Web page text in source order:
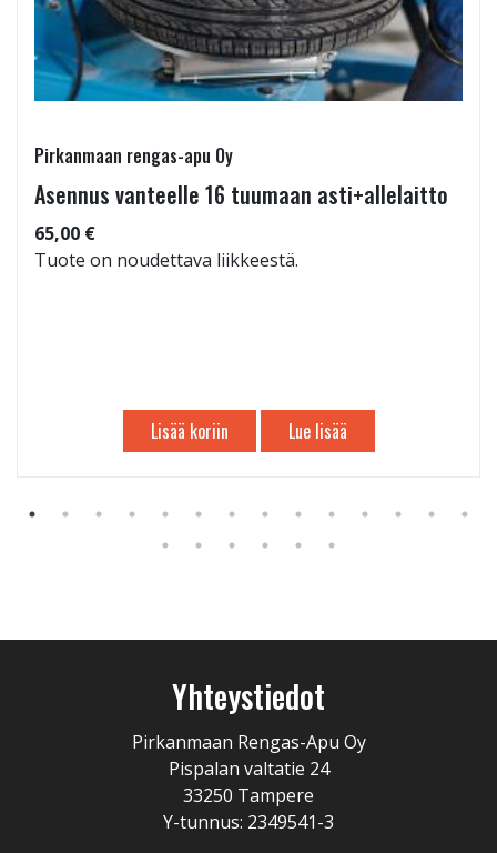
Pirkanmaan rengas-apu Oy
Asennus vanteelle 16 tuumaan asti+allelaitto
65,00 €
Tuote on noudettava liikkeestä.
Lisää koriin Lue lisää
Yhteystiedot
Pirkanmaan Rengas-Apu Oy
Pispalan valtatie 24
33250 Tampere
Y-tunnus: 2349541-3